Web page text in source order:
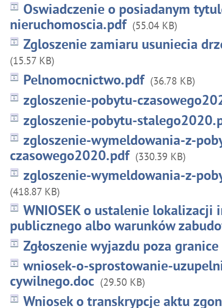
Oswiadczenie o posiadanym
nieruchomoscia.pdf (55.04 KB)
Zgloszenie zamiaru usuniecia
(15.57 KB)
Pelnomocnictwo.pdf (36.78 KB)
zgloszenie-pobytu-
zgloszenie-pobytu-
zgloszenie-wymeldowania-z-
czasowego2020.pdf (330.39 KB)
zgloszenie-wymeldowania-z-
(418.87 KB)
WNIOSEK o ustalenie lokalizacji
publicznego albo warunków
Zgłoszenie wyjazdu poza granice
wniosek-o-sprostowanie-
cywilnego.doc (29.50 KB)
Wniosek o transkrypcje aktu